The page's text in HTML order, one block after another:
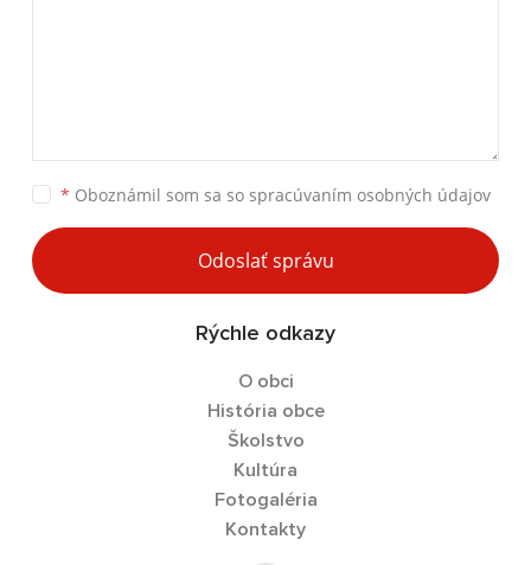
* Oboznámil som sa so spracúvaním osobných údajov
Odoslať správu
Rýchle odkazy
O obci
História obce
Školstvo
Kultúra
Fotogaléria
Kontakty